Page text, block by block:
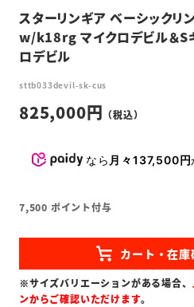
スターリンギア ベーシックリ
w/k18rg マイクロデビル＆S
ロデビル
sttb033devil-sk-cus
825,000
なら 月々137,500円
7,500 ポイント付与
※サイズバリエーションがある場合、
ンからご確認いただけます。